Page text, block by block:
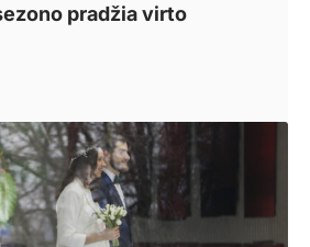
pradžia virto